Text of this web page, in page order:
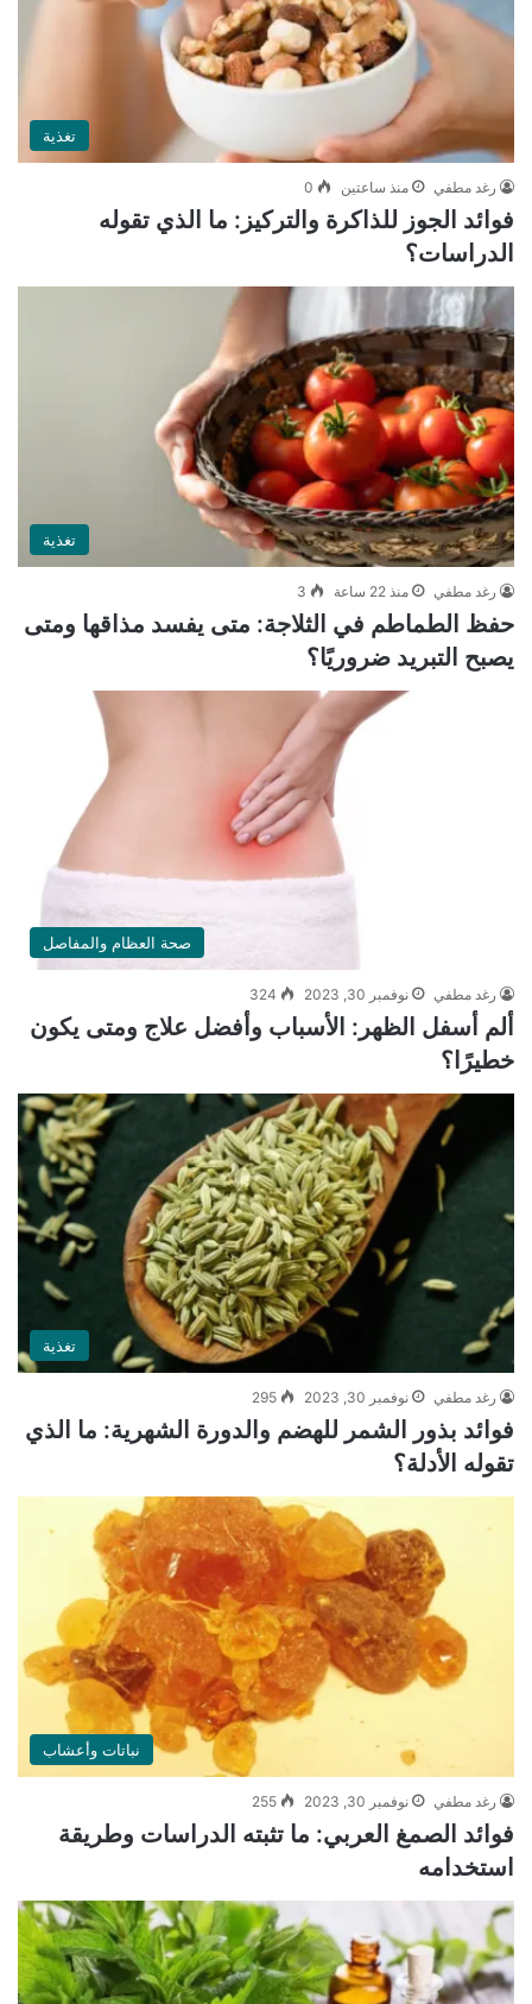
تغذية
رغد مطفي منذ ساعتين 0
فوائد الجوز للذاكرة والتركيز: ما الذي تقوله
الدراسات؟
تغذية
رغد مطفي منذ 22 ساعة 3
حفظ الطماطم في الثلاجة: متى يفسد مذاقها ومتى
يصبح التبريد ضروريًا؟
صحة العظام والمفاصل
رغد مطفي نوفمبر 30, 2023 324
ألم أسفل الظهر: الأسباب وأفضل علاج ومتى يكون
خطيرًا؟
تغذية
رغد مطفي نوفمبر 30, 2023 295
فوائد بذور الشمر للهضم والدورة الشهرية: ما الذي
تقوله الأدلة؟
نباتات وأعشاب
رغد مطفي نوفمبر 30, 2023 255
فوائد الصمغ العربي: ما تثبته الدراسات وطريقة
استخدامه